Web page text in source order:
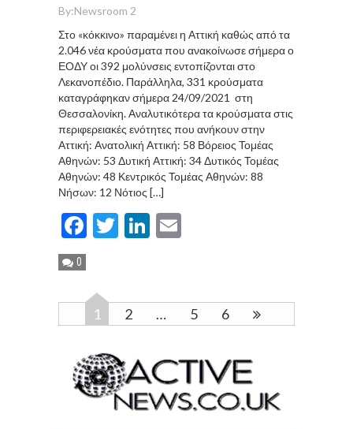
By:Newsroom 2
Στο «κόκκινο» παραμένει η Αττική καθώς από τα
2.046 νέα κρούσματα που ανακοίνωσε σήμερα ο
ΕΟΔΥ οι 392 μολύνσεις εντοπίζονται στο
Λεκανοπέδιο. Παράλληλα, 331 κρούσματα
καταγράφηκαν σήμερα 24/09/2021 στη
Θεσσαλονίκη. Αναλυτικότερα τα κρούσματα στις
περιφερειακές ενότητες που ανήκουν στην
Αττική: Ανατολική Αττική: 58 Βόρειος Τομέας
Αθηνών: 53 Δυτική Αττική: 34 Δυτικός Τομέας
Αθηνών: 48 Κεντρικός Τομέας Αθηνών: 88
Νήσων: 12 Νότιος […]
Facebook
TwitterLinkedIn
0
1 2 … 5 6